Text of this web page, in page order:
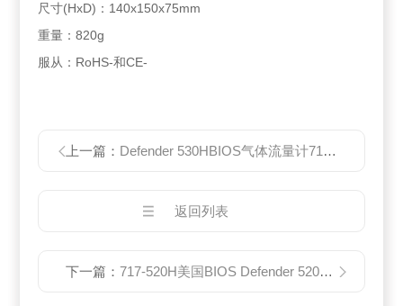
尺寸(HxD)：140x150x75mm
重量：820g
服从：RoHS-和CE-
上一篇： Defender 530HBIOS气体流量计717-530H
返回列表
下一篇：717-520H美国BIOS Defender 520H干式气体流量计